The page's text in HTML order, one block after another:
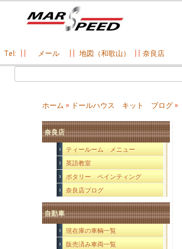
Tel: メール 地図（和歌山） 奈良店
索:
ホーム » ドールハウス キット ブログ»
奈良店
ティールーム メニュー
英語教室
ポタリー ペインティング
奈良店ブログ
自動車
現在庫の車輌一覧
販売済み車両一覧